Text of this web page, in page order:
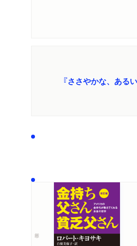
『ささやかな、ある